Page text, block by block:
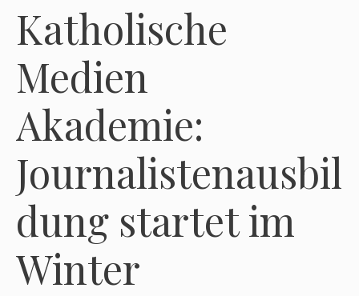
Katholische
Medien
Akademie:
Journalistenausbil
dung startet im
Winter